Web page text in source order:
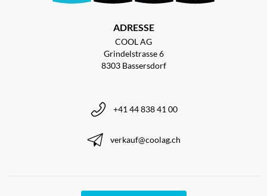
ADRESSE
COOL AG
Grindelstrasse 6
8303 Bassersdorf
+41 44 838 41 00
verkauf@coolag.ch